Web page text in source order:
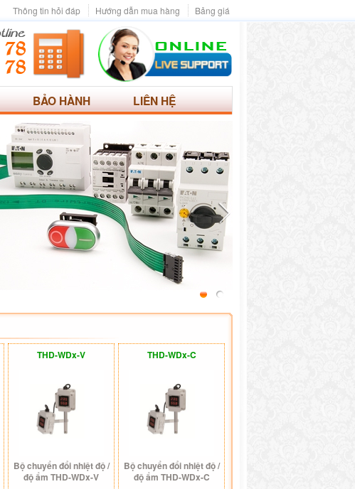
Bảng giá
Hướng dẫn mua hàng
Thông tin hỏi đáp
BẢO HÀNH LIÊN HỆ
THD-WDx-V
Bộ chuyển đổi nhiệt độ /
độ ẩm THD-WDx-V
THD-WDx-C
Bộ chuyển đổi nhiệt độ /
độ ẩm THD-WDx-C